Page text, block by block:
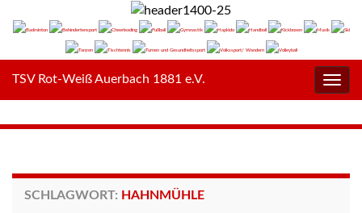
TSV Rot-Weiß Auerbach 1881 e.V.
SCHLAGWORT: HAHNMÜHLE